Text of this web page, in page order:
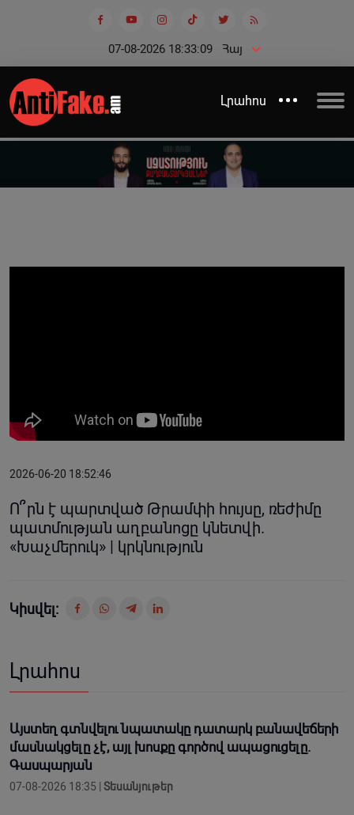
07-08-2026 18:33:09 Հայ
Լրահոս
2026-06-20 18:52:46
Ո՞րն է պարտված Թրամփի հույսը, ռեժիմը
պատմության աղբանոցը կնետվի.
«Խաչմերուկ» | կրկնություն
Կիսվել:
Լրահոս
Այստեղ գտնվելու նպատակը դատարկ բանավեճերի
մասնակցելը չէ, այլ խոսքը գործով ապացուցելը.
Գասպարյան
07-08-2026 18:35 | Տեսանյութեր